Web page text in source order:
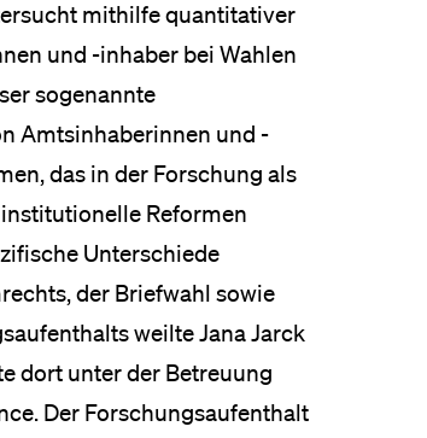
mithilfe quantitativer
und -inhaber bei Wahlen
sogenannte
Amtsinhaberinnen und -
das in der Forschung als
Reformen
Unterschiede
der Briefwahl sowie
weilte Jana Jarck
dort unter der Betreuung
Der Forschungsaufenthalt